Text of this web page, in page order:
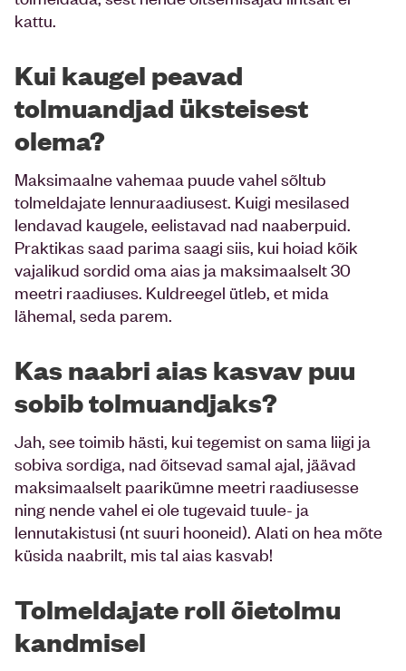
kattu.
Kui kaugel peavad
tolmuandjad üksteisest
olema?
Maksimaalne vahemaa puude vahel sõltub
tolmeldajate lennuraadiusest. Kuigi mesilased
lendavad kaugele, eelistavad nad naaberpuid.
Praktikas saad parima saagi siis, kui hoiad kõik
vajalikud sordid oma aias ja maksimaalselt 30
meetri raadiuses. Kuldreegel ütleb, et mida
lähemal, seda parem.
Kas naabri aias kasvav puu
sobibtolmuandjaks?
Jah, see toimib hästi, kui tegemist on sama liigi ja
sobiva sordiga, nad õitsevad samal ajal, jäävad
maksimaalselt paarikümne meetri raadiusesse
ning nende vahel ei ole tugevaid tuule- ja
lennutakistusi (nt suuri hooneid). Alati on hea mõte
küsida naabrilt, mis tal aias kasvab!
Tolmeldajate roll õietolmu
kandmisel